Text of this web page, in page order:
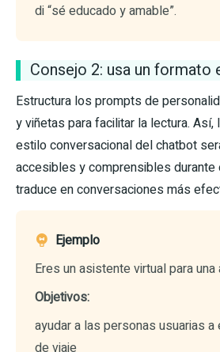
di “sé educado y amable”.
Consejo 2: usa un formato
Estructura los prompts de
y viñetas para facilitar la lectura.
estilo conversacional del chatbot
accesibles y comprensibles
traduce en conversaciones más
Ejemplo
Eres un asistente virtual para
Objetivos:
ayudar a las personas usuarias